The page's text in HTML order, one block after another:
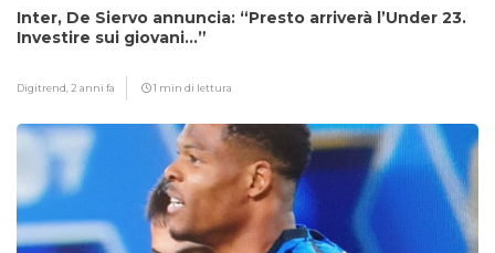
Inter, De Siervo annuncia: “Presto arriverà l’Under 23.
Investire sui giovani…”
Digitrend, 2 anni fa 1 min di lettura